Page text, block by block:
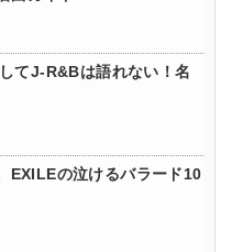
てJ-R&Bは語れない！名
EXILEの泣けるバラード10